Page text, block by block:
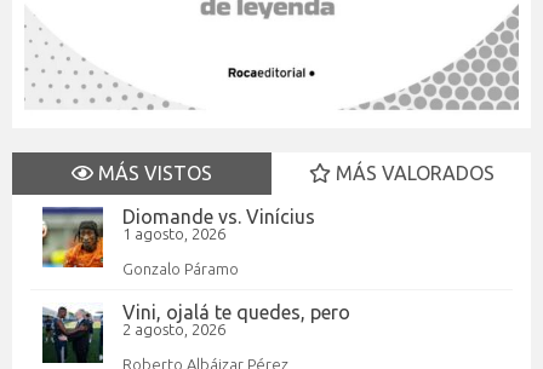
MÁS VISTOS
MÁS VALORADOS
Diomande vs. Vinícius
1 agosto, 2026
Gonzalo Páramo
Vini, ojalá te quedes, pero
2 agosto, 2026
Roberto Albáizar Pérez